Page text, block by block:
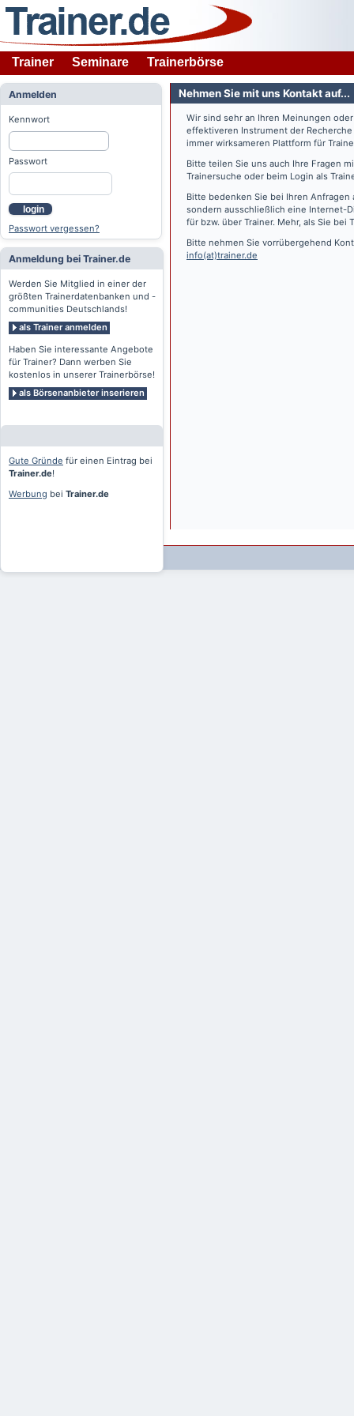
Trainer Seminare Trainerbörse
Anmelden
Kennwort
Passwort
login
Passwort vergessen?
Anmeldung bei Trainer.de
Werden Sie Mitglied in einer der
größten Trainerdatenbanken und -
communities Deutschlands!
als Trainer anmelden
Haben Sie interessante Angebote
für Trainer? Dann werben Sie
kostenlos in unserer Trainerbörse!
als Börsenanbieter inserieren
Gute Gründe für einen Eintrag bei
Trainer.de!
Werbung bei Trainer.de
Nehmen Sie mit uns Kontakt auf...
Wir sind sehr an Ihren Meinungen
effektiveren Instrument der
immer wirksameren Plattform für
Bitte teilen Sie uns auch Ihre Fragen
Trainersuche oder beim Login als
Bitte bedenken Sie bei Ihren
sondern ausschließlich eine Internet-
für bzw. über Trainer. Mehr, als Sie bei
Bitte nehmen Sie vorrübergehend
info(at)trainer.de